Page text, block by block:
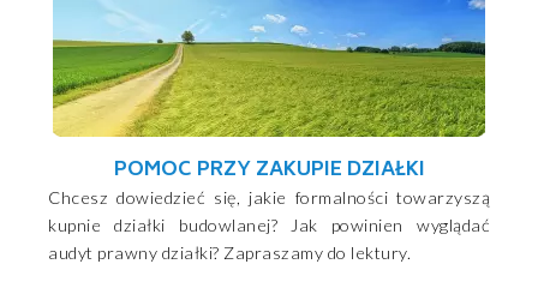
POMOC PRZY ZAKUPIE DZIAŁKI
Chcesz dowiedzieć się, jakie formalności towarzyszą
kupnie działki budowlanej? Jak powinien wyglądać
audyt prawny działki? Zapraszamy do lektury.